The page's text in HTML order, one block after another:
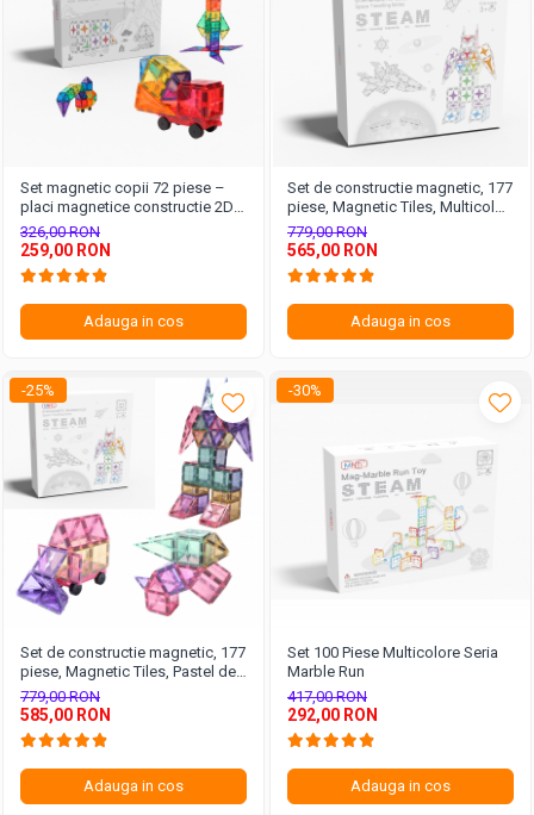
Set magnetic copii 72 piese –
placi magnetice constructie 2D
3D
326,00 RON
259,00 RON
Adauga in cos
Set de constructie magnetic, 177
piese, Magnetic Tiles, Multicolor
de forme geometrice diferite, 2D,
3D
779,00 RON
565,00 RON
Adauga in cos
-25%
Set de constructie magnetic, 177
piese, Magnetic Tiles, Pastel de
forme geometrice diferite, 2D,
3D
779,00 RON
585,00 RON
Adauga in cos
-30%
Set 100 Piese Multicolore Seria
Marble Run
417,00 RON
292,00 RON
Adauga in cos